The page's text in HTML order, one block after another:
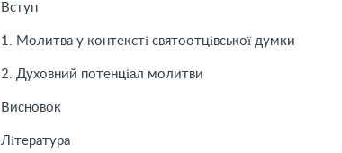
Вступ
1. Молитва у контексті святоотцівської думки
2. Духовний потенціал молитви
Висновок
Література